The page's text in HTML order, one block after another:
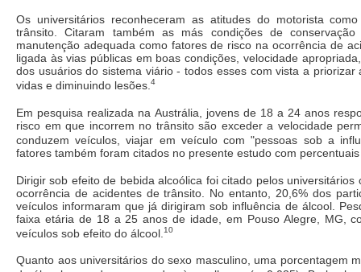
Os universitários reconheceram as atitudes do motorista
trânsito. Citaram também as más condições de
manutenção adequada como fatores de risco na ocorrência de
ligada às vias públicas em boas condições, velocidade
dos usuários do sistema viário - todos esses com vista a
vidas e diminuindo lesões. 4
Em pesquisa realizada na Austrália, jovens de 18 a 24 anos
risco em que incorrem no trânsito são exceder a velocidade
conduzem veículos, viajar em veículo com "pessoas sob a
fatores também foram citados no presente estudo com
Dirigir sob efeito de bebida alcoólica foi citado pelos
ocorrência de acidentes de trânsito. No entanto, 20,6% dos
veículos informaram que já dirigiram sob influência de álcool.
faixa etária de 18 a 25 anos de idade, em Pouso Alegre, MG,
veículos sob efeito do álcool. 10
Quanto aos universitários do sexo masculino, uma porcentagem